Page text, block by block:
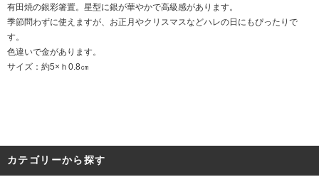
有田焼の銀彩箸置。星型に銀が華やかで高級感があります。
季節問わずに使えますが、お正月やクリスマスなどハレの日にもぴったりで
す。
色違いで金があります。
サイズ：約5×ｈ0.8㎝
カテゴリーから探す